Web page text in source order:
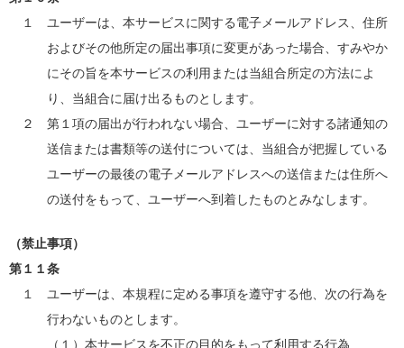
１ ユーザーは、本サービスに関する電子メールアドレス、住所
およびその他所定の届出事項に変更があった場合、すみやか
にその旨を本サービスの利用または当組合所定の方法によ
り、当組合に届け出るものとします。
２ 第１項の届出が行われない場合、ユーザーに対する諸通知の
送信または書類等の送付については、当組合が把握している
ユーザーの最後の電子メールアドレスへの送信または住所へ
の送付をもって、ユーザーへ到着したものとみなします。
（禁止事項）
第１１条
１ ユーザーは、本規程に定める事項を遵守する他、次の行為を
行わないものとします。
（１）本サービスを不正の目的をもって利用する行為